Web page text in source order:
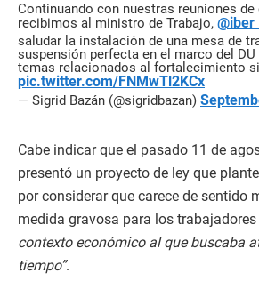
Continuando con nuestras reuniones
recibimos al ministro de Trabajo,
saludar la instalación de una mesa de
suspensión perfecta en el marco del DU
temas relacionados al fortalecimiento
pic.twitter.com/FNMwTl2KCx
— Sigrid Bazán (@sigridbazan)
Cabe indicar que el pasado 11 de
presentó un proyecto de ley que
por considerar que carece de sentido
medida gravosa para los trabajadores
contexto económico al que buscaba
tiempo”.